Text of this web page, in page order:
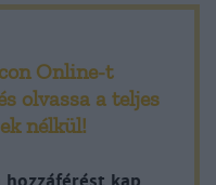
eredetű, egykor dzs-
dzs- › gy-
Online-t
olvassa a teljes
nélkül!